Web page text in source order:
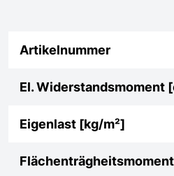
Artikelnummer
El. Widerstandsmoment
Eigenlast [kg/m²]